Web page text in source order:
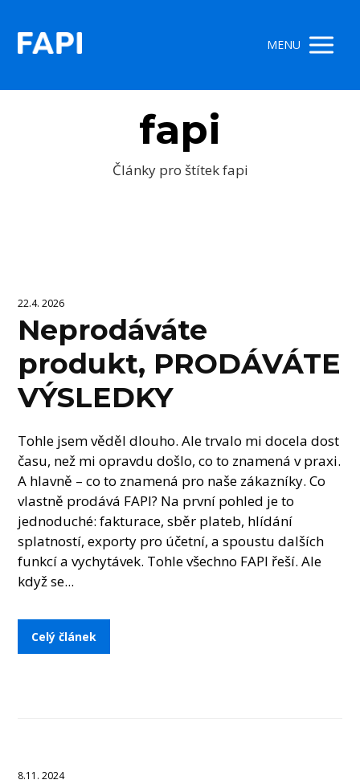
MENU
fapi
Články pro štítek fapi
22.4. 2026
Neprodáváte
produkt, PRODÁVÁTE
VÝSLEDKY
Tohle jsem věděl dlouho. Ale trvalo mi docela dost
času, než mi opravdu došlo, co to znamená v praxi.
A hlavně – co to znamená pro naše zákazníky. Co
vlastně prodává FAPI? Na první pohled je to
jednoduché: fakturace, sběr plateb, hlídání
splatností, exporty pro účetní, a spoustu dalších
funkcí a vychytávek. Tohle všechno FAPI řeší. Ale
když se...
Celý článek
8.11. 2024